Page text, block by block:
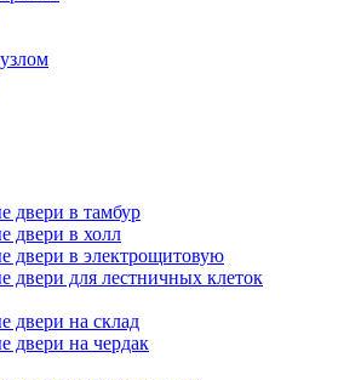
двери в тамбур
двери в холл
двери в электрощитовую
двери для лестничных клеток
двери на склад
двери на чердак